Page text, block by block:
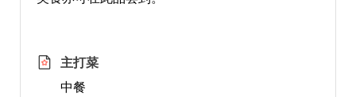
主打菜
中餐